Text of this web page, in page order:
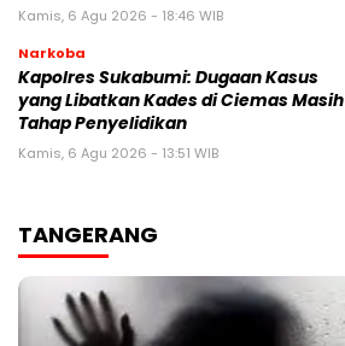
Kamis, 6 Agu 2026 - 18:46 WIB
Narkoba
Kapolres Sukabumi: Dugaan Kasus
yang Libatkan Kades di Ciemas Masih
Tahap Penyelidikan
Kamis, 6 Agu 2026 - 13:51 WIB
TANGERANG